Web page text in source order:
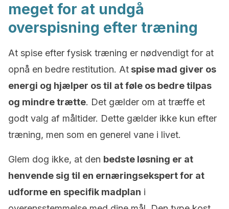
meget for at undgå
overspisning efter træning
At spise efter fysisk træning er nødvendigt for at
opnå en bedre restitution. At spise mad giver os
energi og hjælper os til at føle os bedre tilpas
og mindre trætte. Det gælder om at træffe et
godt valg af måltider. Dette gælder ikke kun efter
træning, men som en generel vane i livet.
Glem dog ikke, at den bedste løsning er at
henvende sig til en ernæringsekspert for at
udforme en specifik madplan i